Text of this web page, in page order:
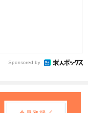
Sponsored by